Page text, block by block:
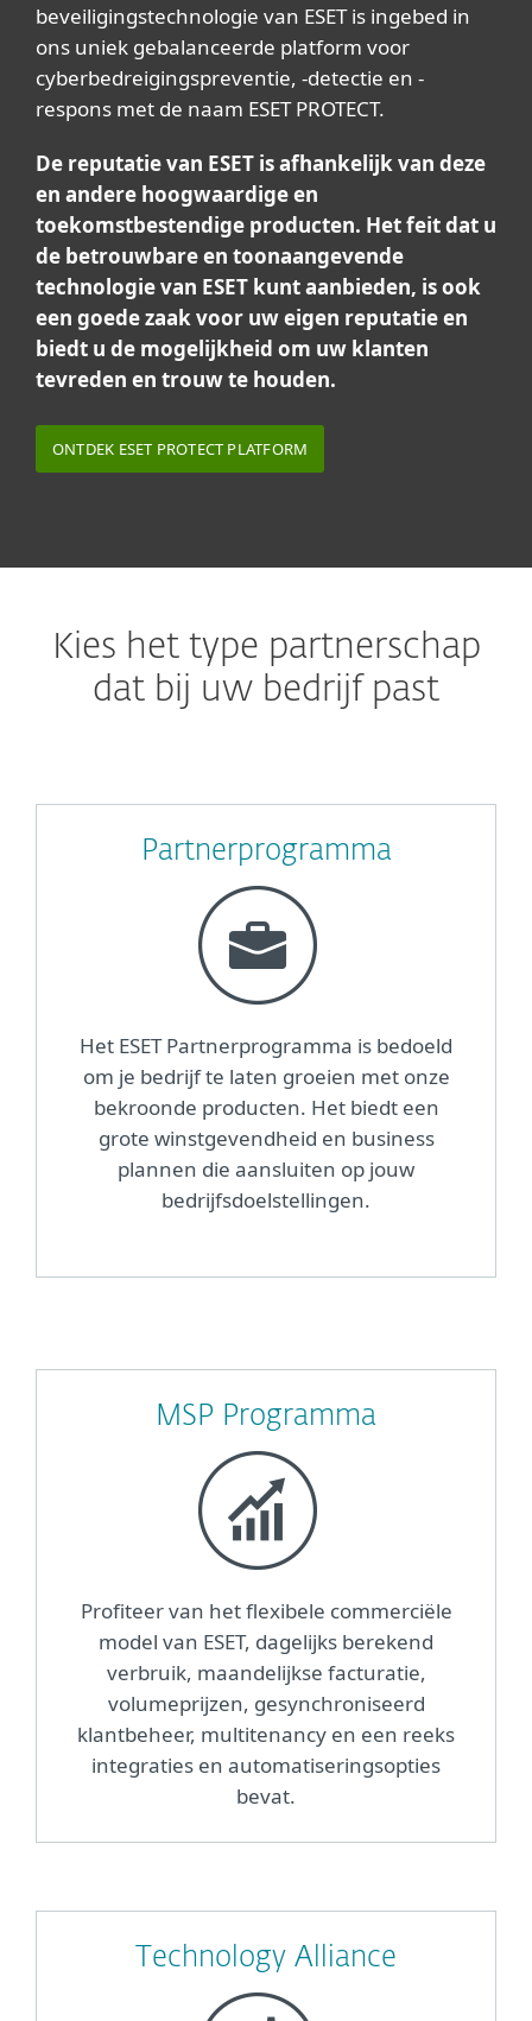
beveiligingstechnologie van ESET is ingebed in
ons uniek gebalanceerde platform voor
cyberbedreigingspreventie, -detectie en -
respons met de naam ESET PROTECT.
De reputatie van ESET is afhankelijk van deze
en andere hoogwaardige en
toekomstbestendige producten. Het feit dat u
de betrouwbare en toonaangevende
technologie van ESET kunt aanbieden, is ook
een goede zaak voor uw eigen reputatie en
biedt u de mogelijkheid om uw klanten
tevreden en trouw te houden.
ONTDEK ESET PROTECT PLATFORM
Kies het type partnerschap
dat bij uw bedrijf past
Partnerprogramma
Het ESET Partnerprogramma is bedoeld
om je bedrijf te laten groeien met onze
bekroonde producten. Het biedt een
grote winstgevendheid en business
plannen die aansluiten op jouw
bedrijfsdoelstellingen.
MSP Programma
Profiteer van het flexibele commerciële
model van ESET, dagelijks berekend
verbruik, maandelijkse facturatie,
volumeprijzen, gesynchroniseerd
klantbeheer, multitenancy en een reeks
integraties en automatiseringsopties
bevat.
Technology Alliance